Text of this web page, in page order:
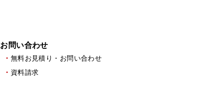
お問い合わせ
無料お見積り・お問い合わせ
資料請求